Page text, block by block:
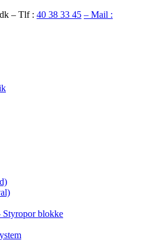
– Tlf : 40 38 33 45 – Mail :
Styropor blokke